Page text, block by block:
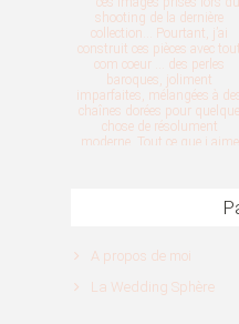
A propos de moi
La Wedding Sphère